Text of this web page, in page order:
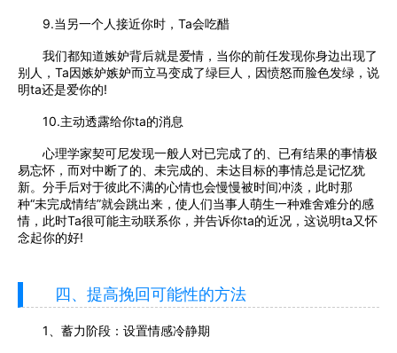
9.当另一个人接近你时，Ta会吃醋
我们都知道嫉妒背后就是爱情，当你的前任发现你身边出现了
别人，Ta因嫉妒嫉妒而立马变成了绿巨人，因愤怒而脸色发绿，说
明ta还是爱你的!
10.主动透露给你ta的消息
心理学家契可尼发现一般人对已完成了的、已有结果的事情极
易忘怀，而对中断了的、未完成的、未达目标的事情总是记忆犹
新。分手后对于彼此不满的心情也会慢慢被时间冲淡，此时那
种“未完成情结”就会跳出来，使人们当事人萌生一种难舍难分的感
情，此时Ta很可能主动联系你，并告诉你ta的近况，这说明ta又怀
念起你的好!
四、提高挽回可能性的方法
1、蓄力阶段：设置情感冷静期